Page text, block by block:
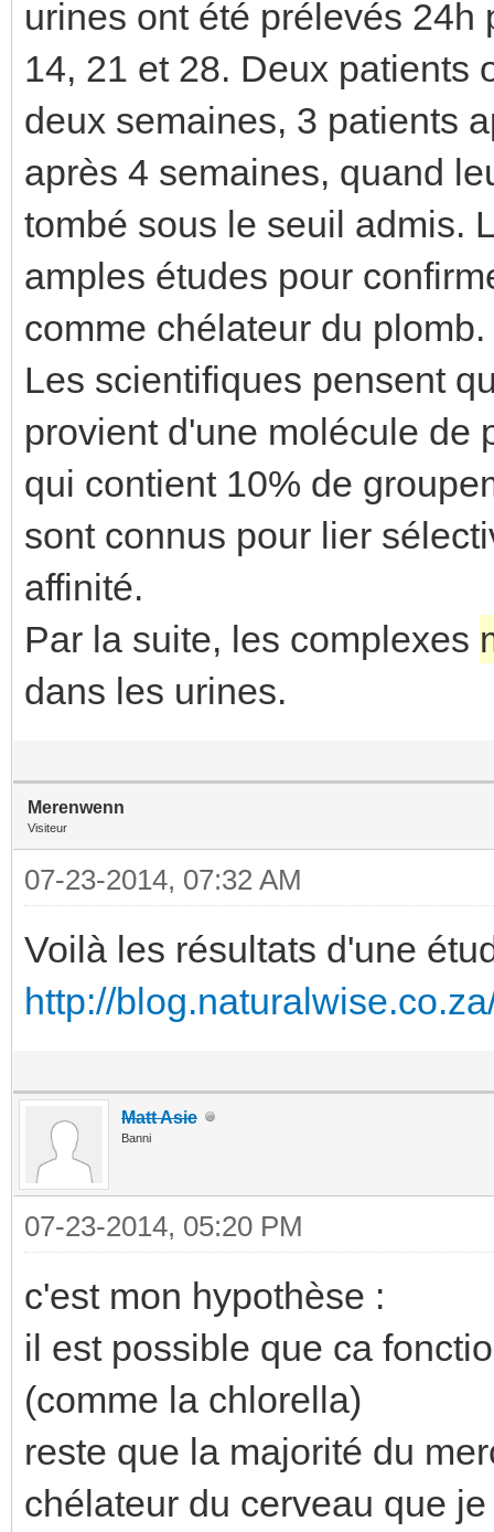
urines ont été prélevés
14, 21 et 28. Deux patients
deux semaines, 3 patients
après 4 semaines, quand
tombé sous le seuil admis.
amples études pour
comme chélateur du plomb.
Les scientifiques pensent
provient d'une molécule de
qui contient 10% de
sont connus pour lier
affinité.
Par la suite, les complexes
dans les urines.
Merenwenn
Visiteur
07-23-2014, 07:32 AM
Voilà les résultats d'une
http://
Matt Asie
Banni
07-23-2014, 05:20 PM
c'est mon hypothèse :
il est possible que ca
(comme la chlorella)
reste que la majorité du
chélateur du cerveau que